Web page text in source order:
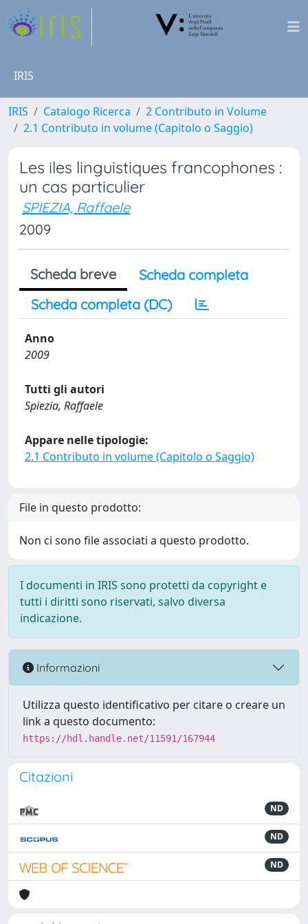
IRIS
IRIS Catalogo Ricerca
2 Contributo in Volume
2.1 Contributo in volume (Capitolo o Saggio)
Les iles linguistiques francophones :
un cas particulier
SPIEZIA, Raffaele
2009
Scheda breve
Scheda completa
Scheda completa (DC)
Anno
2009
Tutti gli autori
Spiezia, Raffaele
Appare nelle tipologie:
2.1 Contributo in volume (Capitolo o Saggio)
File in questo prodotto:
Non ci sono file associati a questo prodotto.
I documenti in IRIS sono protetti da copyright e
tutti i diritti sono riservati, salvo diversa
indicazione.
Informazioni
Utilizza questo identificativo per citare o creare un
link a questo documento:
https://hdl.handle.net/11591/167944
Citazioni
ND
ND
ND